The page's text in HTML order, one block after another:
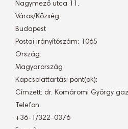
Nagymező utca 11.
Város/Község:
Budapest
Postai irányítószám: 1065
Ország:
Magyarország
Kapcsolattartási pont(ok):
Címzett: dr. Komáromi György
Telefon:
+36-1/322-0376